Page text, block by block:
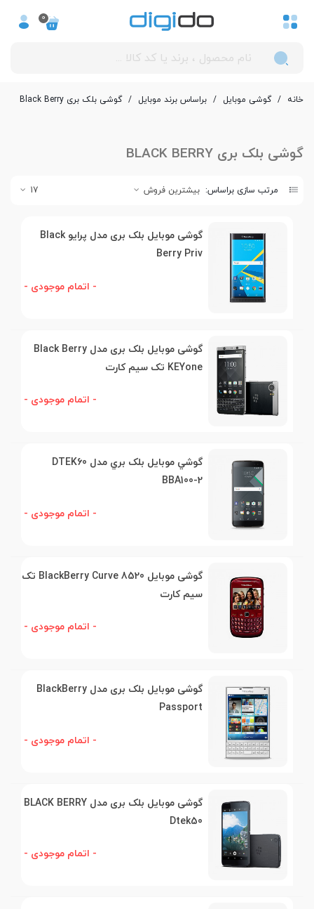
0
خانه / گوشی موبایل / بر‌اساس برند موبایل / گوشی بلک بری Black Berry
گوشی بلک بری BLACK BERRY
مرتب سازی براساس: بیشترین فروش 17
گوشی موبایل بلک بری مدل پرایو Black
Berry Priv
- اتمام موجودی -
گوشی موبایل بلک بری مدل Black Berry
KEYone تک سیم کارت
- اتمام موجودی -
گوشي موبايل بلک بري مدل DTEK60
BBA100-2
- اتمام موجودی -
گوشی موبایل BlackBerry Curve 8520 تک
سیم کارت
- اتمام موجودی -
گوشی موبایل بلک بری مدل BlackBerry
Passport
- اتمام موجودی -
گوشی موبایل بلک بری مدل BLACK BERRY
Dtek50
- اتمام موجودی -